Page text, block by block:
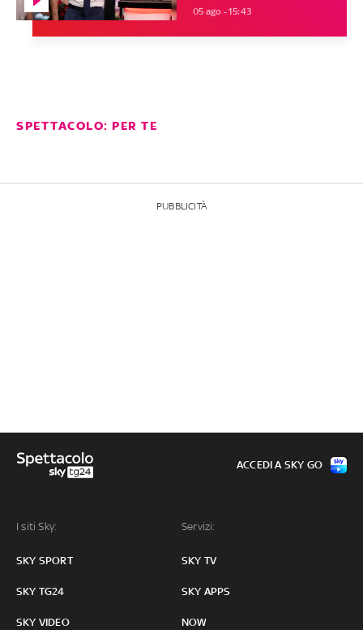
05 ago - 15:43
SPETTACOLO: PER TE
PUBBLICITÀ
I siti Sky:
SKY SPORT
SKY TG24
SKY VIDEO
Servizi:
SKY TV
SKY APPS
NOW
ACCEDI A SKY GO